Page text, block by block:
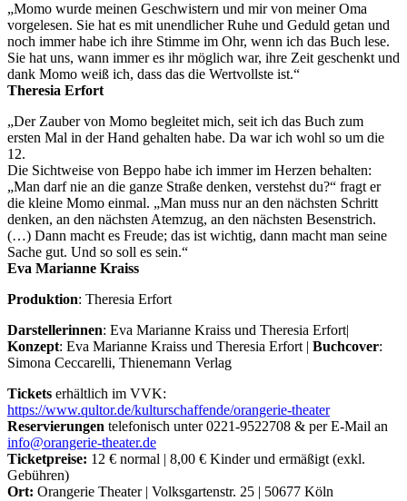
„Momo wurde meinen Geschwistern und mir von meiner Oma
vorgelesen. Sie hat es mit unendlicher Ruhe und Geduld getan und
noch immer habe ich ihre Stimme im Ohr, wenn ich das Buch lese.
Sie hat uns, wann immer es ihr möglich war, ihre Zeit geschenkt und
dank Momo weiß ich, dass das die Wertvollste ist.“
Theresia Erfort
„Der Zauber von Momo begleitet mich, seit ich das Buch zum
ersten Mal in der Hand gehalten habe. Da war ich wohl so um die
12.
Die Sichtweise von Beppo habe ich immer im Herzen behalten:
„Man darf nie an die ganze Straße denken, verstehst du?“ fragt er
die kleine Momo einmal. „Man muss nur an den nächsten Schritt
denken, an den nächsten Atemzug, an den nächsten Besenstrich.
(…) Dann macht es Freude; das ist wichtig, dann macht man seine
Sache gut. Und so soll es sein.“
Eva Marianne Kraiss
Produktion: Theresia Erfort
Darstellerinnen: Eva Marianne Kraiss und Theresia Erfort|
Konzept: Eva Marianne Kraiss und Theresia Erfort | Buchcover:
Simona Ceccarelli, Thienemann Verlag
Tickets erhältlich im VVK:
https://www.qultor.de/kulturschaffende/orangerie-theater
Reservierungen telefonisch unter 0221-9522708 & per E-Mail an
info@orangerie-theater.de
Ticketpreise: 12 € normal | 8,00 € Kinder und ermäßigt (exkl.
Gebühren)
Ort: Orangerie Theater | Volksgartenstr. 25 | 50677 Köln